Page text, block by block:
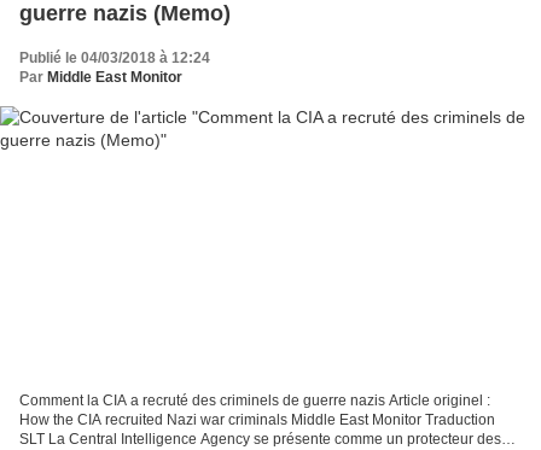
guerre nazis (Memo)
Publié le 04/03/2018 à 12:24
Par Middle East Monitor
Comment la CIA a recruté des criminels de guerre nazis Article originel :
How the CIA recruited Nazi war criminals Middle East Monitor Traduction
SLT La Central Intelligence Agency se présente comme un protecteur des